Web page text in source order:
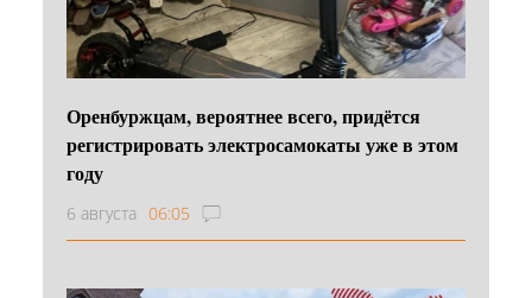
Оренбуржцам, вероятнее всего, придётся
регистрировать электросамокаты уже в этом
году
6 августа 06:05